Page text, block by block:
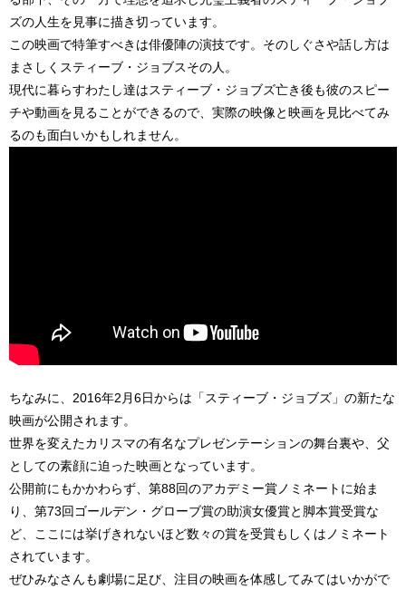
ズの人生を見事に描き切っています。
この映画で特筆すべきは俳優陣の演技です。そのしぐさや話し方は
まさしくスティーブ・ジョブスその人。
現代に暮らすわたし達はスティーブ・ジョブズ亡き後も彼のスピー
チや動画を見ることができるので、実際の映像と映画を見比べてみ
るのも面白いかもしれません。
ちなみに、2016年2月6日からは「スティーブ・ジョブズ」の新たな
映画が公開されます。
世界を変えたカリスマの有名なプレゼンテーションの舞台裏や、父
としての素顔に迫った映画となっています。
公開前にもかかわらず、第88回のアカデミー賞ノミネートに始ま
り、第73回ゴールデン・グローブ賞の助演女優賞と脚本賞受賞な
ど、ここには挙げきれないほど数々の賞を受賞もしくはノミネート
されています。
ぜひみなさんも劇場に足び、注目の映画を体感してみてはいかがで